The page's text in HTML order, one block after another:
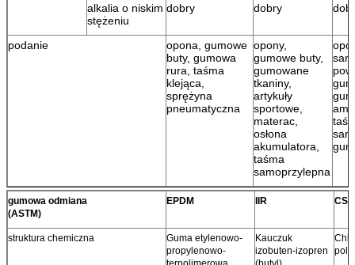
alkalia o niskim
stężeniu
dobry dobry
podanie
opona, gumowe
buty, gumowa
rura, taśma
klejąca,
sprężyna
pneumatyczna
opony,
gumowe buty,
gumowane
tkaniny,
artykuły
sportowe,
materac,
osłona
akumulatora,
taśma
samoprzylepna
gumowa odmiana
(ASTM)
EPDM IIR CSM
struktura chemiczna
Guma etylenowo-
propylenowo-
Kauczuk
izobuten-izopren